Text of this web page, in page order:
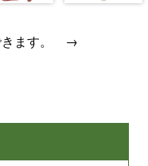
きます。 →